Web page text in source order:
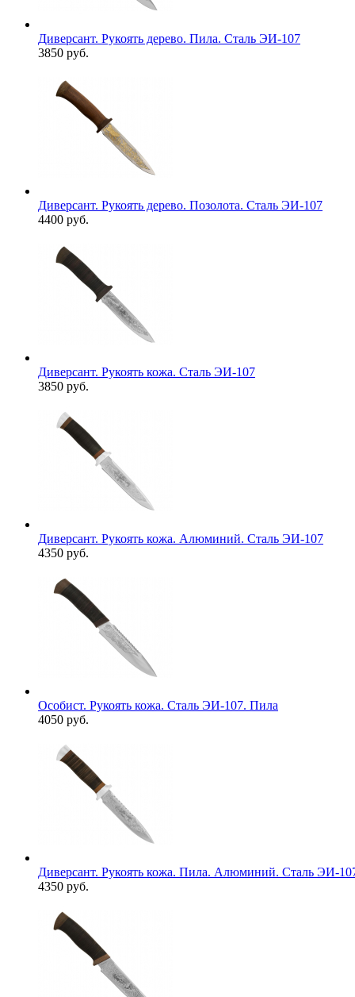
Диверсант. Рукоять дерево. Пила. Сталь ЭИ-107
3850 руб.
Диверсант. Рукоять дерево. Позолота. Сталь ЭИ-107
4400 руб.
Диверсант. Рукоять кожа. Сталь ЭИ-107
3850 руб.
Диверсант. Рукоять кожа. Алюминий. Сталь ЭИ-107
4350 руб.
Особист. Рукоять кожа. Сталь ЭИ-107. Пила
4050 руб.
Диверсант. Рукоять кожа. Пила. Алюминий. Сталь ЭИ-
4350 руб.